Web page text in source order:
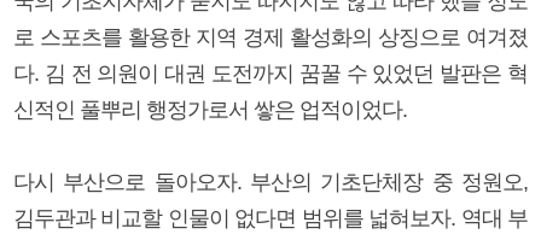
로 스포츠를 활용한 지역 경제 활성화의 상징으로 여겨졌
다. 김 전 의원이 대권 도전까지 꿈꿀 수 있었던 발판은 혁
신적인 풀뿌리 행정가로서 쌓은 업적이었다.
다시 부산으로 돌아오자. 부산의 기초단체장 중 정원오,
김두관과 비교할 인물이 없다면 범위를 넓혀보자. 역대 부